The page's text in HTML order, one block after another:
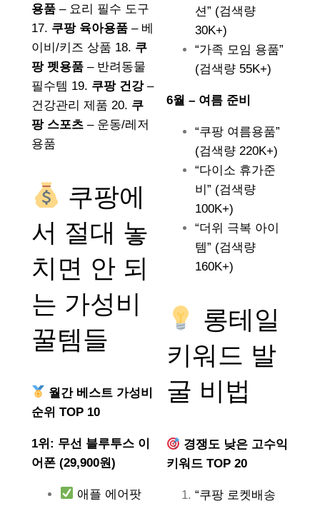
용품 – 요리 필수 도구
17. 쿠팡 육아용품 – 베
이비/키즈 상품 18. 쿠
팡 펫용품 – 반려동물
필수템 19. 쿠팡 건강–
건강관리 제품 20. 쿠
팡 스포츠 – 운동/레저
용품
쿠팡에
서 절대 놓
치면 안 되
는 가성비
꿀템들
월간 베스트 가성비
순위 TOP 10
1위: 무선 블루투스 이
어폰 (29,900원)
애플 에어팟
션” (검색량
30K+)
“가족 모임 용품”
(검색량 55K+)
6월 – 여름 준비
“쿠팡 여름용품”
(검색량 220K+)
“다이소 휴가준
비” (검색량
100K+)
“더위 극복 아이
템” (검색량
160K+)
롱테일
키워드 발
굴 비법
경쟁도 낮은 고수익
키워드 TOP 20
“쿠팡 로켓배송